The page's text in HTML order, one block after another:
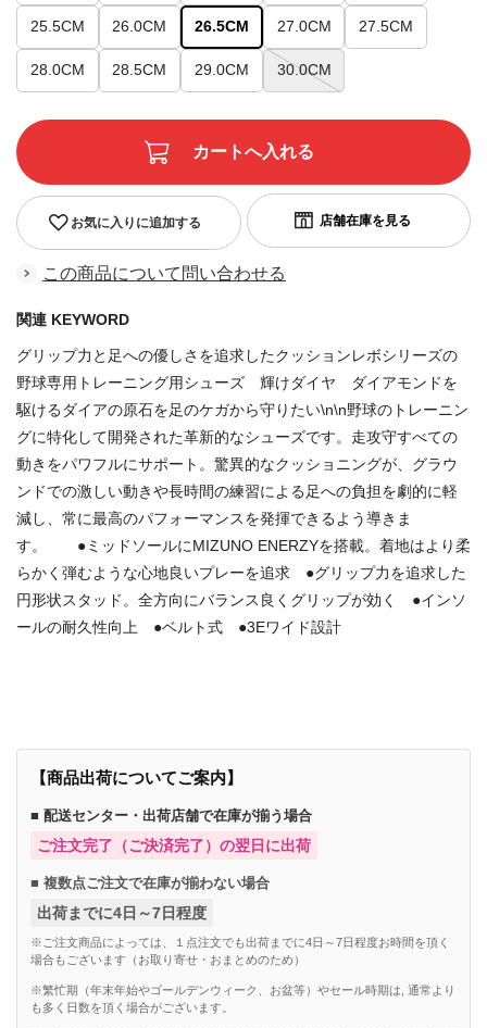
25.5CM 26.0CM 26.5CM 27.0CM 27.5CM
28.0CM 28.5CM 29.0CM 30.0CM
お気に入りに追加する
この商品について問い合わせる
関連 KEYWORD
グリップ力と足への優しさを追求したクッションレボシリーズの
野球専用トレーニング用シューズ 輝けダイヤ ダイアモンドを
駆けるダイアの原石を足のケガから守りたい\n\n野球のトレーニン
グに特化して開発された革新的なシューズです。走攻守すべての
動きをパワフルにサポート。驚異的なクッショニングが、グラウ
ンドでの激しい動きや長時間の練習による足への負担を劇的に軽
減し、常に最高のパフォーマンスを発揮できるよう導きま
す。 ●ミッドソールにMIZUNO ENERZYを搭載。着地はより柔
らかく弾むような心地良いプレーを追求 ●グリップ力を追求した
円形状スタッド。全方向にバランス良くグリップが効く ●インソ
ールの耐久性向上 ●ベルト式 ●3Eワイド設計
【商品出荷についてご案内】
■ 配送センター・出荷店舗で在庫が揃う場合
ご注文完了（ご決済完了）の翌日に出荷
■ 複数点ご注文で在庫が揃わない場合
出荷までに4日～7日程度
※ご注文商品によっては、１点注文でも出荷までに4日～7日程度お時間を頂く
場合もございます（お取り寄せ・おまとめのため）
※繁忙期（年末年始やゴールデンウィーク、お盆等）やセール時期は, 通常より
も多く日数を頂く場合がございます。